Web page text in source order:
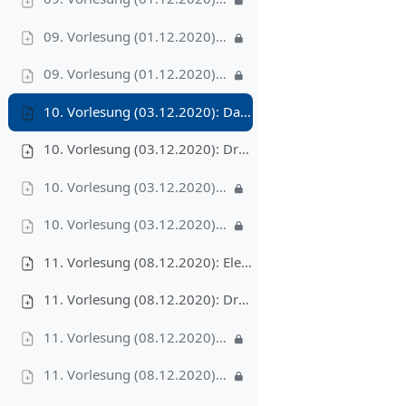
09. Vorlesung (01.12.2020): Video III – RadixSort, 7'
09. Vorlesung (01.12.2020): Video IV – BucketSort, 14'
10. Vorlesung (03.12.2020): Das Auswahlproblem
10. Vorlesung (03.12.2020): Druckversion
10. Vorlesung (03.12.2020): Video I – RandomizedSelect, 23'
10. Vorlesung (03.12.2020): Video II – deterministisches Select, 15'
11. Vorlesung (08.12.2020): Elementare Datenstrukturen
11. Vorlesung (08.12.2020): Druckversion
11. Vorlesung (08.12.2020): Video I – Abstrakter Datentyp: Dynamische Menge, 8'
11. Vorlesung (08.12.2020): Video II – Stapel + Schlange + Liste, 10'